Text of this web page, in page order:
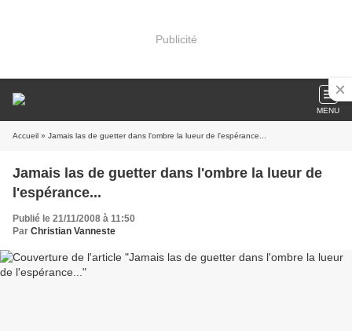
Publicité
MENU
Accueil » Jamais las de guetter dans l'ombre la lueur de l'espérance...
Jamais las de guetter dans l'ombre la lueur de
l'espérance...
Publié le 21/11/2008 à 11:50
Par Christian Vanneste